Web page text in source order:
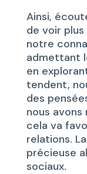
Ainsi,
de voir
notre
admettant
en
tendent,
des
nous avons
cela va
relations.
précieuse
sociaux.